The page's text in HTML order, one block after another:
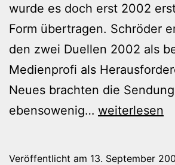
wurde es doch erst 2002
Form übertragen. Schröder
den zwei Duellen 2002 als
Medienprofi als
Neues brachten die
ebensowenig… TV-
weiterlesen
Veröffentlicht am 13. September